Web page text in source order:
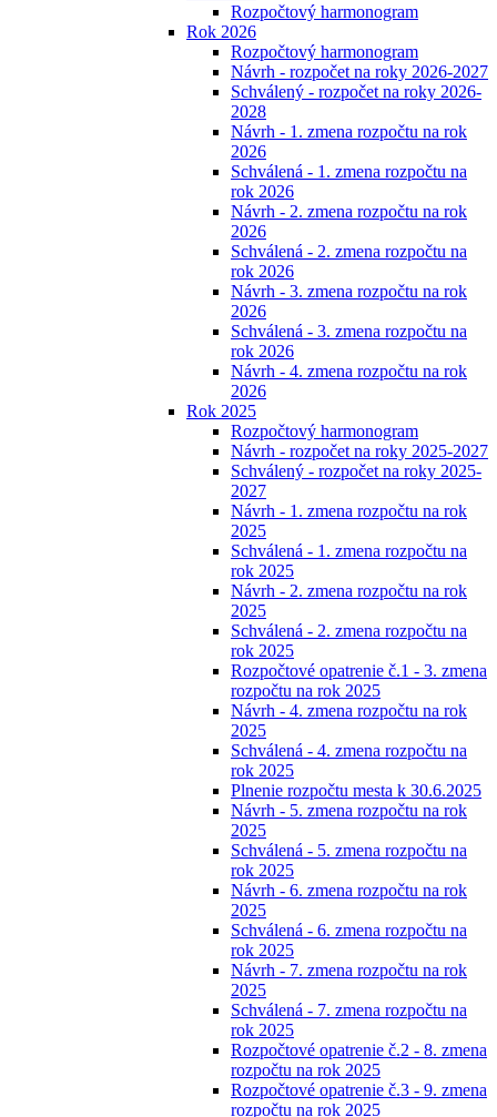
Rozpočtový harmonogram
Rok 2026
Rozpočtový harmonogram
Návrh - rozpočet na roky 2026-2027
Schválený - rozpočet na roky 2026-
2028
Návrh - 1. zmena rozpočtu na rok
2026
Schválená - 1. zmena rozpočtu na
rok 2026
Návrh - 2. zmena rozpočtu na rok
2026
Schválená - 2. zmena rozpočtu na
rok 2026
Návrh - 3. zmena rozpočtu na rok
2026
Schválená - 3. zmena rozpočtu na
rok 2026
Návrh - 4. zmena rozpočtu na rok
2026
Rok 2025
Rozpočtový harmonogram
Návrh - rozpočet na roky 2025-2027
Schválený - rozpočet na roky 2025-
2027
Návrh - 1. zmena rozpočtu na rok
2025
Schválená - 1. zmena rozpočtu na
rok 2025
Návrh - 2. zmena rozpočtu na rok
2025
Schválená - 2. zmena rozpočtu na
rok 2025
Rozpočtové opatrenie č.1 - 3. zmena
rozpočtu na rok 2025
Návrh - 4. zmena rozpočtu na rok
2025
Schválená - 4. zmena rozpočtu na
rok 2025
Plnenie rozpočtu mesta k 30.6.2025
Návrh - 5. zmena rozpočtu na rok
2025
Schválená - 5. zmena rozpočtu na
rok 2025
Návrh - 6. zmena rozpočtu na rok
2025
Schválená - 6. zmena rozpočtu na
rok 2025
Návrh - 7. zmena rozpočtu na rok
2025
Schválená - 7. zmena rozpočtu na
rok 2025
Rozpočtové opatrenie č.2 - 8. zmena
rozpočtu na rok 2025
Rozpočtové opatrenie č.3 - 9. zmena
rozpočtu na rok 2025